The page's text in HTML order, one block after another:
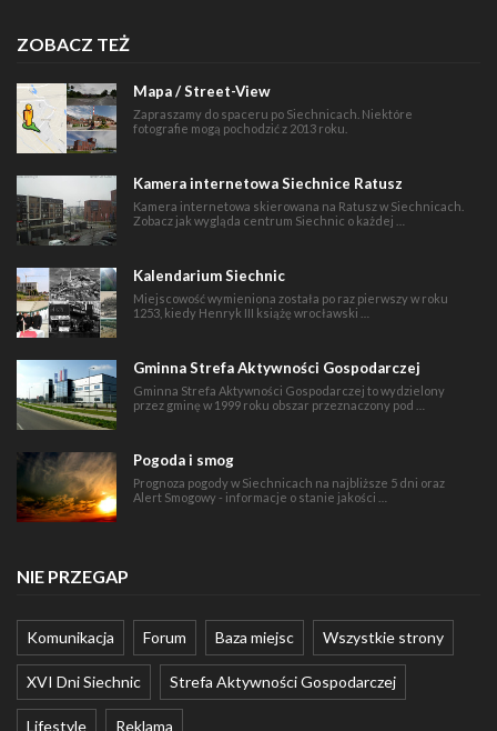
ZOBACZ TEŻ
Mapa / Street-View
Zapraszamy do spaceru po Siechnicach. Niektóre
fotografie mogą pochodzić z 2013 roku.
Kamera internetowa Siechnice Ratusz
Kamera internetowa skierowana na Ratusz w Siechnicach.
Zobacz jak wygląda centrum Siechnic o każdej …
Kalendarium Siechnic
Miejscowość wymieniona została po raz pierwszy w roku
1253, kiedy Henryk III książę wrocławski …
Gminna Strefa Aktywności Gospodarczej
Gminna Strefa Aktywności Gospodarczej to wydzielony
przez gminę w 1999 roku obszar przeznaczony pod …
Pogoda i smog
Prognoza pogody w Siechnicach na najbliższe 5 dni oraz
Alert Smogowy - informacje o stanie jakości …
NIE PRZEGAP
Komunikacja Forum Baza miejsc Wszystkie strony
XVI Dni Siechnic Strefa Aktywności Gospodarczej
Lifestyle Reklama